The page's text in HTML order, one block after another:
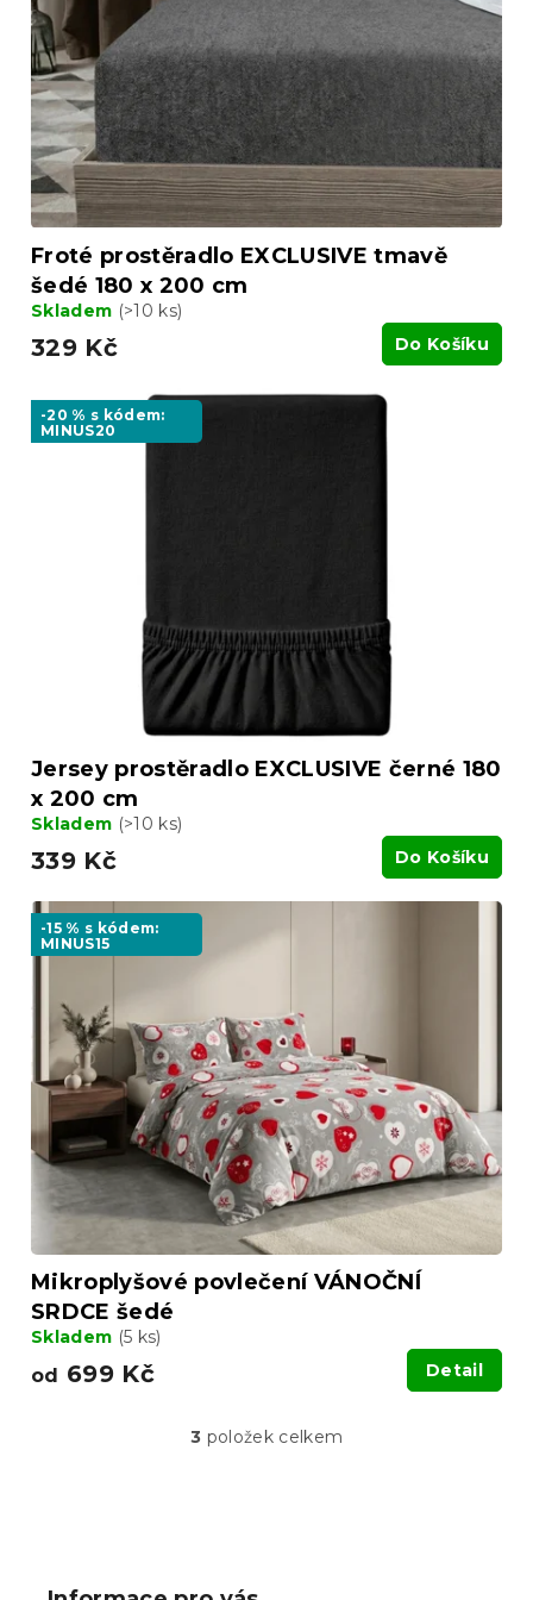
k
ů
p
o
d
u
k
ů
Froté prostěradlo EXCLUSIVE tmavě
šedé 180 x 200 cm
Skladem (>10 ks)
329 Kč Do Košíku
-20 % s kódem:
MINUS20
Jersey prostěradlo EXCLUSIVE černé 180
x 200 cm
Skladem (>10 ks)
339 Kč Do Košíku
-15 % s kódem:
MINUS15
Mikroplyšové povlečení VÁNOČNÍ
SRDCE šedé
Skladem (5 ks)
od 699 Kč Detail
O
3 položek celkem